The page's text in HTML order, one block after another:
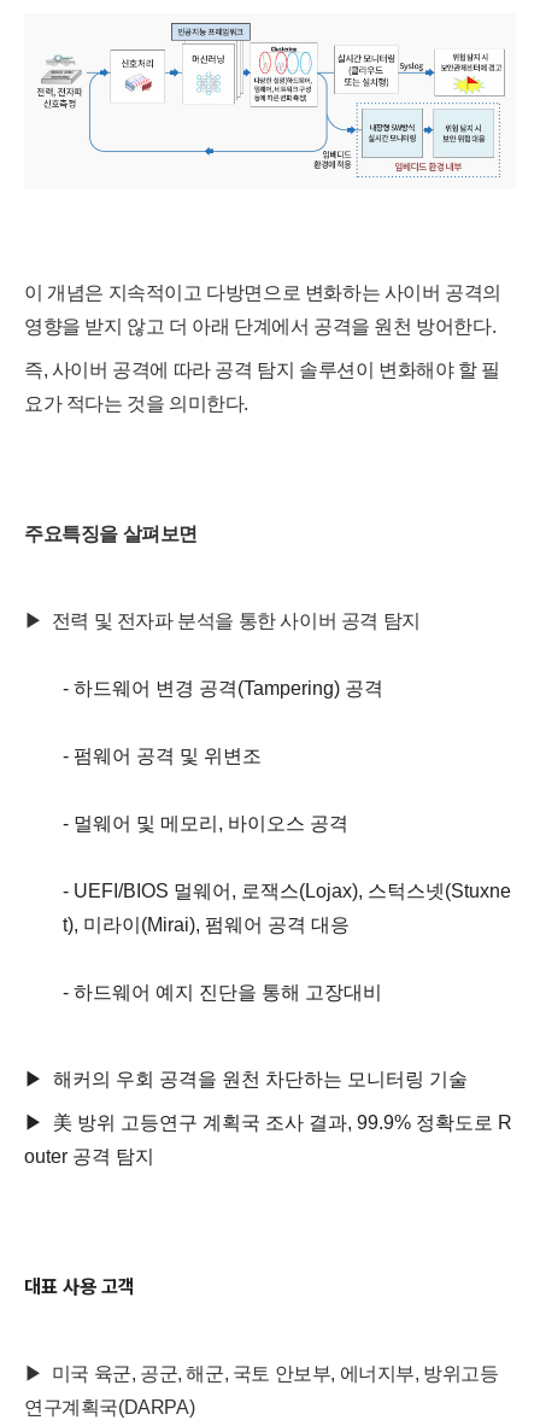
이 개념은 지속적이고 다방면으로 변화하는 사이버 공격의
영향을 받지 않고 더 아래 단계에서 공격을 원천 방어한다.
즉, 사이버 공격에 따라 공격 탐지 솔루션이 변화해야 할 필
요가 적다는 것을 의미한다.
주요특징을 살펴보면
▶ 전력 및 전자파 분석을 통한 사이버 공격 탐지
- 하드웨어 변경 공격(Tampering) 공격
- 펌웨어 공격 및 위변조
- 멀웨어 및 메모리, 바이오스 공격
- UEFI/BIOS 멀웨어, 로잭스(Lojax), 스턱스넷(Stuxne
t), 미라이(Mirai), 펌웨어 공격 대응
- 하드웨어 예지 진단을 통해 고장대비
▶ 해커의 우회 공격을 원천 차단하는 모니터링 기술
▶ 美 방위 고등연구 계획국 조사 결과, 99.9% 정확도로 R
outer 공격 탐지
대표 사용 고객
▶ 미국 육군, 공군, 해군, 국토 안보부, 에너지부, 방위고등
연구계획국(DARPA)